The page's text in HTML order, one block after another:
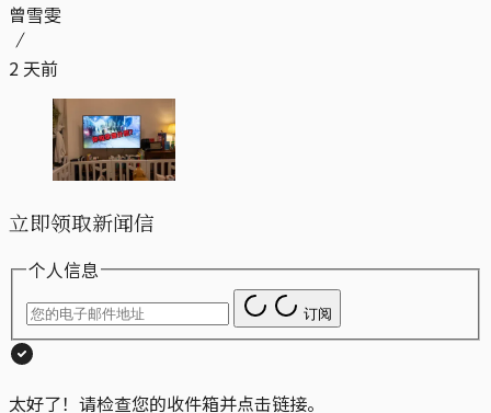
曾雪雯
2 天前
立即领取新闻信
个人信息
订阅
太好了！请检查您的收件箱并点击链接。